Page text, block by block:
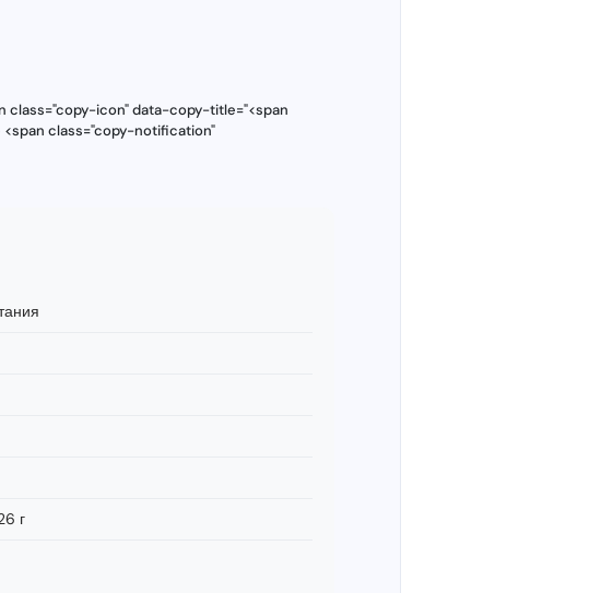
class="copy-icon" data-copy-title="<span
<span class="copy-notification"
г